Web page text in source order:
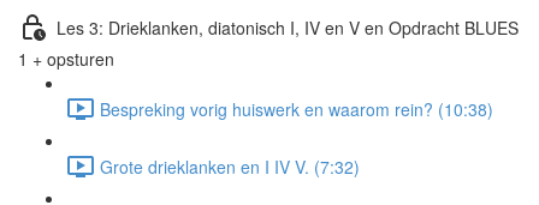
Les 3: Drieklanken, diatonisch I, IV en V en Opdracht BLUES
1 + opsturen
Bespreking vorig huiswerk en waarom rein? (10:38)
Grote drieklanken en I IV V. (7:32)